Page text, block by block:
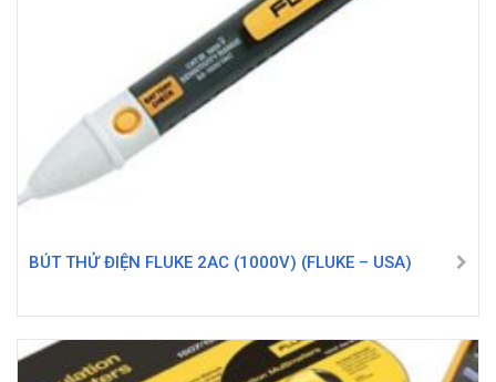
BÚT THỬ ĐIỆN FLUKE 2AC (1000V) (FLUKE – USA)